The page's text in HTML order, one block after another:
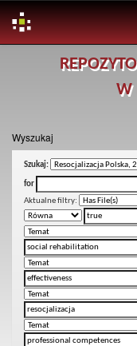
W
Wyszukaj
Szukaj:
for
Aktualne filtry: